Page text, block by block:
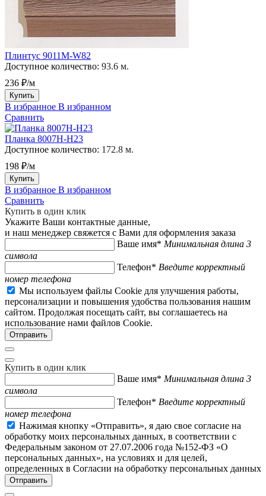
Плинтус 9011M-W82
Доступное количество: 93.6 м.
236 ₽/м
Купить
В избранное В избранном
Сравнить
Планка 8007H-H23
Доступное количество: 172.8 м.
198 ₽/м
Купить
В избранное В избранном
Сравнить
Купить в один клик
Укажите Ваши контактные данные,
и наш менеджер свяжется с Вами для оформления заказа
Ваше имя* Минимальная длина 3
символа
Телефон* Введите корректный
номер телефона
Мы используем файлы Cookie для улучшения работы,
персонализации и повышения удобства пользования нашим
сайтом. Продолжая посещать сайт, вы соглашаетесь на
использование нами файлов Cookie.
Купить в один клик
Ваше имя* Минимальная длина 3
символа
Телефон* Введите корректный
номер телефона
Нажимая кнопку «Отправить», я даю свое согласие на
обработку моих персональных данных, в соответствии с
Федеральным законом от 27.07.2006 года №152-ФЗ «О
персональных данных», на условиях и для целей,
определенных в Согласии на обработку персональных данных